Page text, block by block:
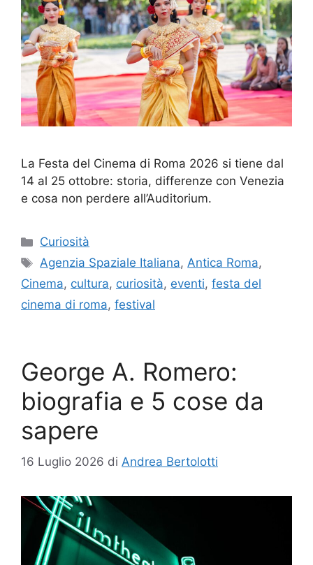
La Festa del Cinema di Roma 2026 si tiene dal
14 al 25 ottobre: storia, differenze con Venezia
e cosa non perdere all’Auditorium.
Categorie
Curiosità
Tag
Agenzia Spaziale Italiana,Antica Roma,
Cinema, cultura, curiosità, eventi, festa del
cinema di roma, festival
George A. Romero:
biografia e 5 cose da
sapere
16 Luglio 2026 di Andrea Bertolotti